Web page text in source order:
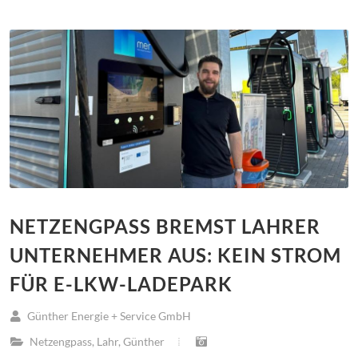
NETZENGPASS BREMST LAHRER
UNTERNEHMER AUS: KEIN STROM
FÜR E-LKW-LADEPARK
Günther Energie + Service GmbH
Netzengpass, Lahr, Günther